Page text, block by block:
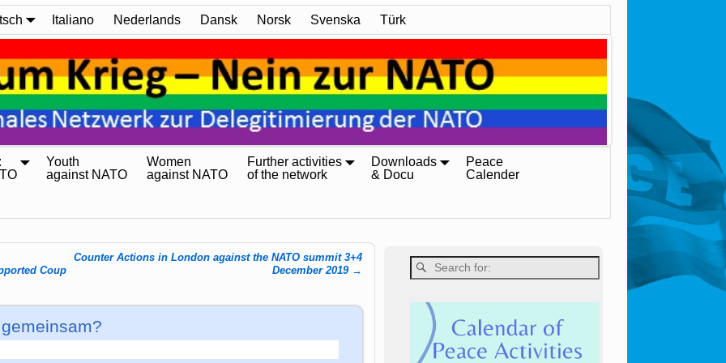
Italiano Nederlands Dansk Norsk Svenska Türk
Youth
against NATO
Women
against NATO
Further activities
of the network
Downloads
& Docu
Peace
Calender
Coup
Counter Actions in London against the NATO summit 3+4
December 2019 →